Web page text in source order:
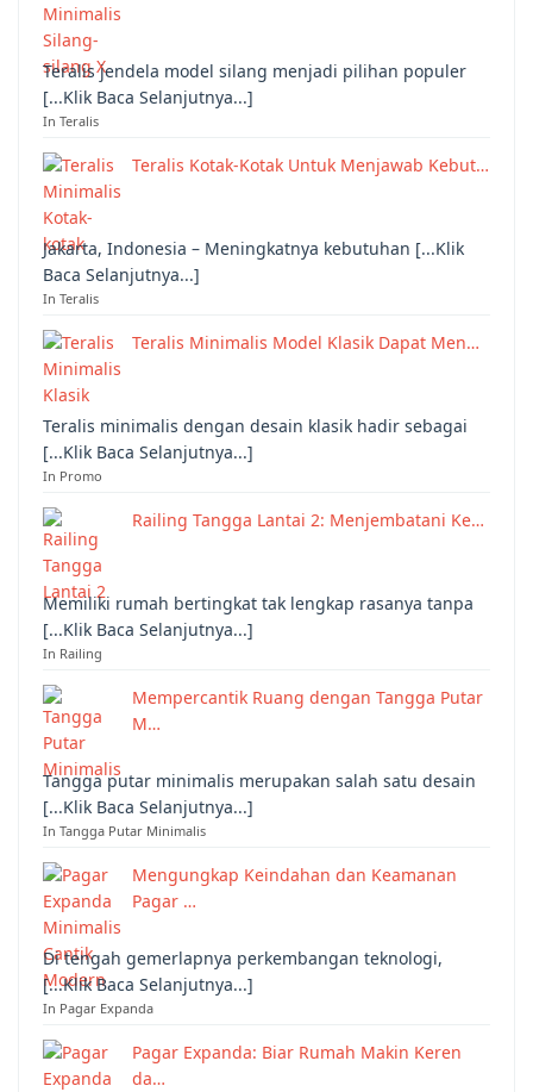
Teralis jendela model silang menjadi pilihan populer
[...Klik Baca Selanjutnya...]
In Teralis
Teralis Kotak-Kotak Untuk Menjawab Kebut…
Jakarta, Indonesia – Meningkatnya kebutuhan [...Klik
Baca Selanjutnya...]
In Teralis
Teralis Minimalis Model Klasik Dapat Men…
Teralis minimalis dengan desain klasik hadir sebagai
[...Klik Baca Selanjutnya...]
In Promo
Railing Tangga Lantai 2: Menjembatani Ke…
Memiliki rumah bertingkat tak lengkap rasanya tanpa
[...Klik Baca Selanjutnya...]
In Railing
Mempercantik Ruang dengan Tangga Putar
M…
Tangga putar minimalis merupakan salah satu desain
[...Klik Baca Selanjutnya...]
In Tangga Putar Minimalis
Mengungkap Keindahan dan Keamanan
Pagar …
Di tengah gemerlapnya perkembangan teknologi,
[...Klik Baca Selanjutnya...]
In Pagar Expanda
Pagar Expanda: Biar Rumah Makin Keren
da…